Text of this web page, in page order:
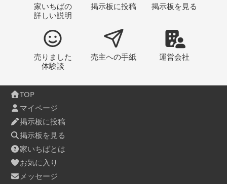
家いちばの
詳しい説明
掲示板に投稿 掲示板 を見る
売りました
体験談
売主への手紙 運営会社
TOP
マイページ
掲示板に投稿
掲示板を見る
家いちばとは
お気に入り
メッセージ